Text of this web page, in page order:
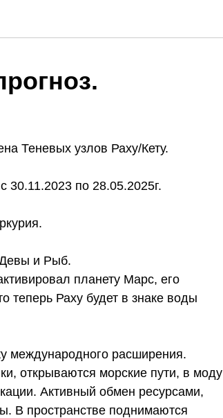
Теневых узлов Раху/Кету.
30.11.2023 по 28.05.2025г.
Девы и Рыб.
планету Марс, его
теперь Раху будет в знаке воды
международного расширения.
открываются морские пути, в моду
Активный обмен ресурсами,
В пространстве поднимаются